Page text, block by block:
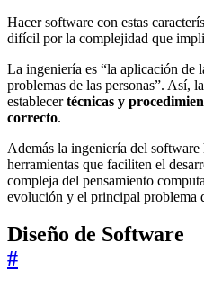
Hacer software con estas
difícil por la complejidad que
La ingeniería es “la aplicación de
problemas de las personas”. Así,
establecertécnicas y
correcto.
Además la ingeniería del software
herramientas que faciliten el
compleja del pensamiento
evolución y el principal problema
Diseño de Software
#